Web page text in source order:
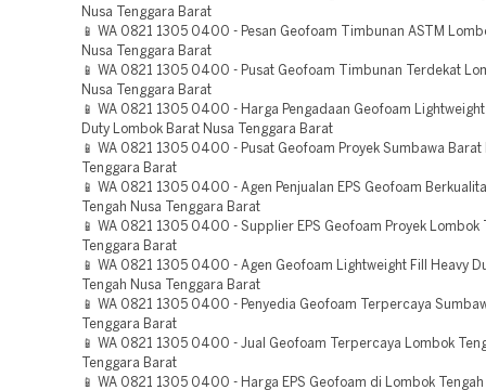
Nusa Tenggara Barat
📱 WA 0821 1305 0400 - Pesan Geofoam Timbunan ASTM
Nusa Tenggara Barat
📱 WA 0821 1305 0400 - Pusat Geofoam Timbunan Terdekat
Nusa Tenggara Barat
📱 WA 0821 1305 0400 - Harga Pengadaan Geofoam Lightweight
Duty Lombok Barat Nusa Tenggara Barat
📱 WA 0821 1305 0400 - Pusat Geofoam Proyek Sumbawa Barat
Tenggara Barat
📱 WA 0821 1305 0400 - Agen Penjualan EPS Geofoam
Tengah Nusa Tenggara Barat
📱 WA 0821 1305 0400 - Supplier EPS Geofoam Proyek Lombok
Tenggara Barat
📱 WA 0821 1305 0400 - Agen Geofoam Lightweight Fill Heavy
Tengah Nusa Tenggara Barat
📱 WA 0821 1305 0400 - Penyedia Geofoam Terpercaya
Tenggara Barat
📱 WA 0821 1305 0400 - Jual Geofoam Terpercaya Lombok
Tenggara Barat
📱 WA 0821 1305 0400 - Harga EPS Geofoam di Lombok Tengah